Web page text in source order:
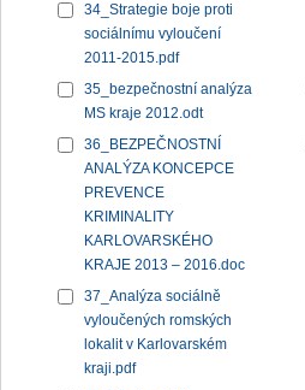
34_Strategie boje proti
sociálnímu vyloučení
2011-2015.pdf
35_bezpečnostní analýza
MS kraje 2012.odt
36_BEZPEČNOSTNÍ
ANALÝZA KONCEPCE
PREVENCE
KRIMINALITY
KARLOVARSKÉHO
KRAJE 2013 – 2016.doc
37_Analýza sociálně
vyloučených romských
lokalit v Karlovarském
kraji.pdf